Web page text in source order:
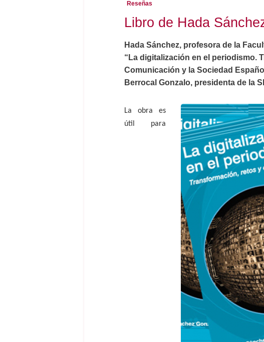
Reseñas
Libro de Hada
Hada Sánchez, profesora de la
“La digitalización en el periodismo.
Comunicación y la Sociedad
Berrocal Gonzalo, presidenta de la
La obra es
útil para